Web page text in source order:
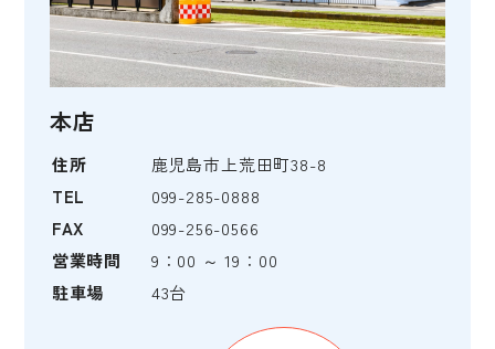
本店
住所
鹿児島市上荒田町38-8
TEL
099-285-0888
FAX
099-256-0566
営業時間
9：00 ～ 19：00
駐車場
43台